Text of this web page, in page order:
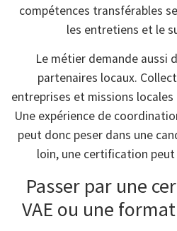
compétences transférables
les entretiens et le
Le métier demande aussi
partenaires locaux.
entreprises et missions
Une expérience de
peut donc peser dans une
loin, une certification
Passer par une
VAE ou une